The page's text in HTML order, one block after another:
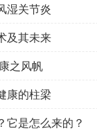
湿关节炎
及其未来
之风帆
康的柱梁
它是怎么来的？